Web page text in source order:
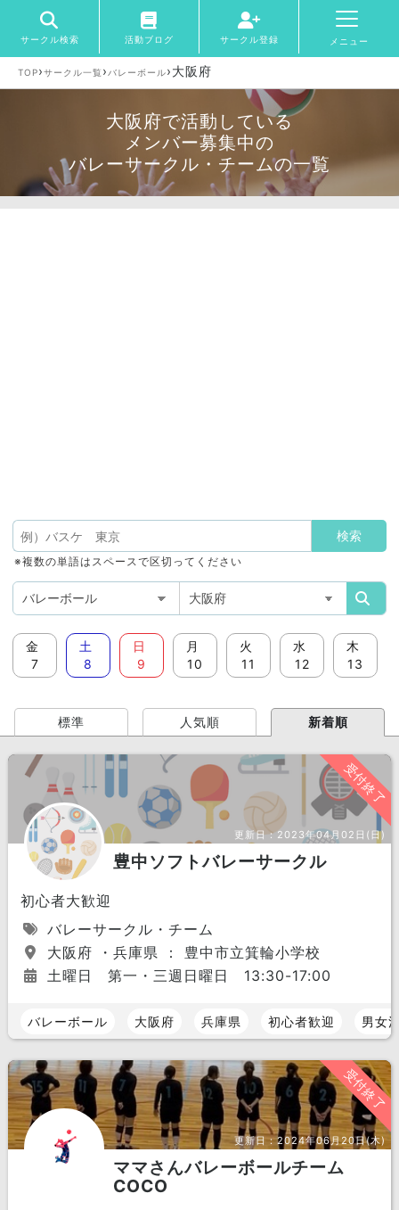
サークル検索 活動ブログ サークル登録 メニュー
TOP›サークル一覧 › バレーボール›大阪府
大阪府で活動している
メンバー募集中の
バレーサークル・チームの一覧
※複数の単語はスペースで区切ってください
金
7
土
8
日
9
月
10
火
11
水
12
木
13
標準 人気順 新着順
受付終了
更新日：2023年04月02日(日)
豊中ソフトバレーサークル
初心者大歓迎
バレーサークル・チーム
大阪府 ・兵庫県 ： 豊中市立箕輪小学校
土曜日 第一・三週日曜日 13:30-17:00
バレーボール 大阪府 兵庫県 初心者歓迎 男女
受付終了
更新日：2024年06月20日(木)
ママさんバレーボールチーム
COCO